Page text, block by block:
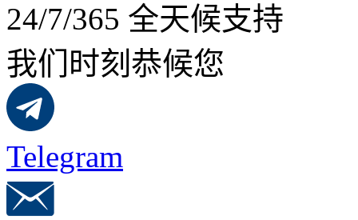
24/7/365 全天候支持
我们时刻恭候您
Telegram